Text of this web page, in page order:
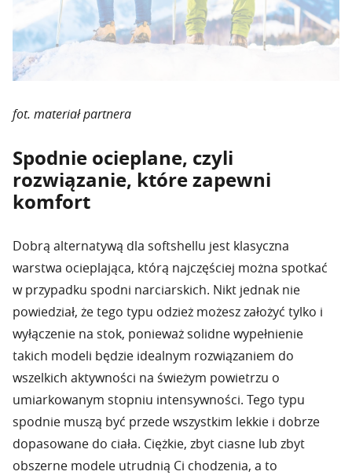
fot. materiał partnera
Spodnie ocieplane, czyli
rozwiązanie, które zapewni
komfort
Dobrą alternatywą dla softshellu jest klasyczna
warstwa ocieplająca, którą najczęściej można spotkać
w przypadku spodni narciarskich. Nikt jednak nie
powiedział, że tego typu odzież możesz założyć tylko i
wyłączenie na stok, ponieważ solidne wypełnienie
takich modeli będzie idealnym rozwiązaniem do
wszelkich aktywności na świeżym powietrzu o
umiarkowanym stopniu intensywności. Tego typu
spodnie muszą być przede wszystkim lekkie i dobrze
dopasowane do ciała. Ciężkie, zbyt ciasne lub zbyt
obszerne modele utrudnią Ci chodzenia, a to